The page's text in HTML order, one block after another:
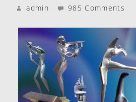
admin 985 Comments